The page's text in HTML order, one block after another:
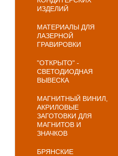
ИЗДЕЛИЙ
МАТЕРИАЛЫ ДЛЯ
ЛАЗЕРНОЙ
ГРАВИРОВКИ
"ОТКРЫТО" -
СВЕТОДИОДНАЯ
ВЫВЕСКА
МАГНИТНЫЙ ВИНИЛ,
АКРИЛОВЫЕ
ЗАГОТОВКИ ДЛЯ
МАГНИТОВ И
ЗНАЧКОВ
БРЯНСКИЕ